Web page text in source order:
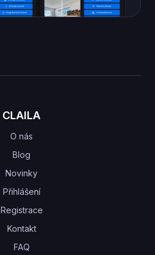
CLAILA
O nás
Blog
Novinky
Přihlášení
Registrace
Kontakt
FAQ